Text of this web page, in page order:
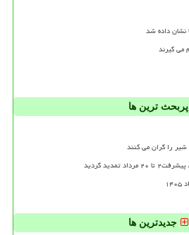
نشان داده شد
می گیرند
پربحث ترین ها
را گران می کنند
تمدید گردید
جدیدترین ها